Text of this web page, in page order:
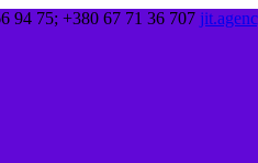
94 75; +380 67 71 36 707